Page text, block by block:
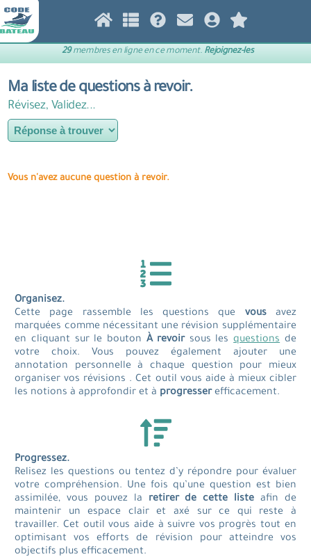
29membres en ligne en ce moment. Rejoignez-les
Ma liste de questions à revoir.
Révisez, Validez...
Vous n'avez aucune question à revoir.
Organisez.
Cette page rassemble les questions que vousavez
marquées comme nécessitant une révision supplémentaire
en cliquant sur le bouton À revoirsous lesquestionsde
votre choix. Vous pouvez également ajouter une
annotation personnelle à chaque question pour mieux
organiser vos révisions . Cet outil vous aide à mieux cibler
les notions à approfondir et à progresserefficacement.
Progressez.
Relisez les questions ou tentez d’y répondre pour évaluer
votre compréhension. Une fois qu’une question est bien
assimilée, vous pouvez la retirer de cette liste afin de
maintenir un espace clair et axé sur ce qui reste à
travailler. Cet outil vous aide à suivre vos progrès tout en
optimisant vos efforts de révision pour atteindre vos
objectifs plus efficacement.